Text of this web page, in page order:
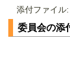
添付ファイル:
委員会の添